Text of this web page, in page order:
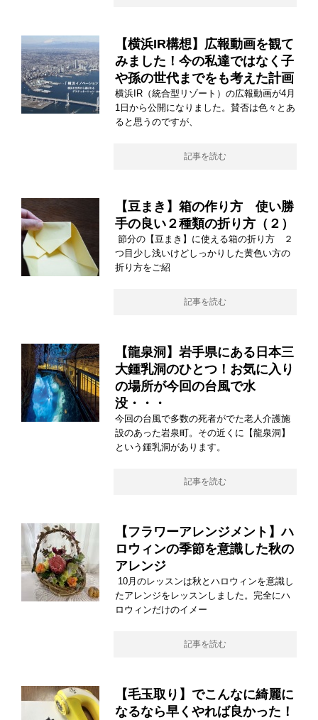
【横浜IR構想】広報動画を観て
みました！今の私達ではなく子
や孫の世代までをも考えた計画
横浜IR（統合型リゾート）の広報動画が4月
1日から公開になりました。賛否は色々とあ
ると思うのですが、
記事を読む
【豆まき】箱の作り方 使い勝
手の良い２種類の折り方（２）
節分の【豆まき】に使える箱の折り方 ２
つ目少し浅いけどしっかりした黄色い方の
折り方をご紹
記事を読む
【龍泉洞】岩手県にある日本三
大鍾乳洞のひとつ！お気に入り
の場所が今回の台風で水
没・・・
今回の台風で多数の死者がでた老人介護施
設のあった岩泉町。その近くに【龍泉洞】
という鍾乳洞があります。
記事を読む
【フラワーアレンジメント】ハ
ロウィンの季節を意識した秋の
アレンジ
10月のレッスンは秋とハロウィンを意識し
たアレンジをレッスンしました。完全にハ
ロウィンだけのイメー
記事を読む
【毛玉取り】でこんなに綺麗に
なるなら早くやれば良かった！